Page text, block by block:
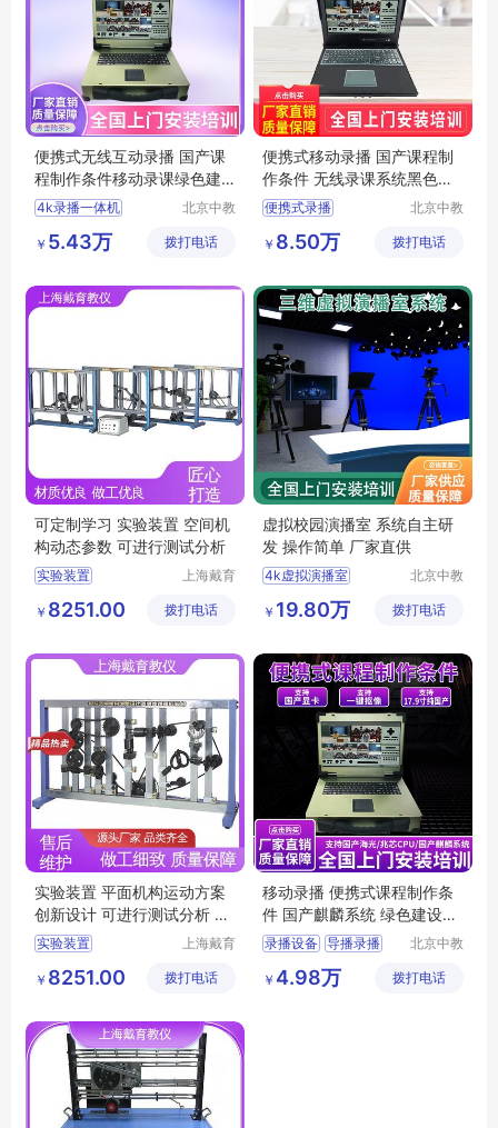
便携式无线互动录播 国产课
程制作条件移动录课绿色建
设方案
4k录播一体机
录播系统 录播视频
北京中教
有限公司
￥ 5.43万 拨打电话
便携式移动录播 国产课程制
作条件 无线录课系统黑色建
设方案
便携式录播
全自动录播系统方案
北京中教
有限公司
￥ 8.50万 拨打电话
可定制学习 实验装置 空间机
构动态参数 可进行测试分析
实验装置
平面机构创新组合及演示实验装置
空间机构创新设计搭接实验平台
上海戴育
设备有限
￥ 8251.00 拨打电话
虚拟校园演播室 系统自主研
发 操作简单 厂家直供
4k虚拟演播室
3d虚拟演播室
高清服务器录播
北京中教
有限公司
￥ 19.80万 拨打电话
实验装置 平面机构运动方案
创新设计 可进行测试分析 可
定制学习
实验装置
空间机构动态参数实训平台
空间机构创新组合设计实验平台
上海戴育
设备有限
￥ 8251.00 拨打电话
移动录播 便携式课程制作条
件 国产麒麟系统 绿色建设方
案
录播设备 导播录播
便携录播
北京中教
有限公司
￥ 4.98万 拨打电话